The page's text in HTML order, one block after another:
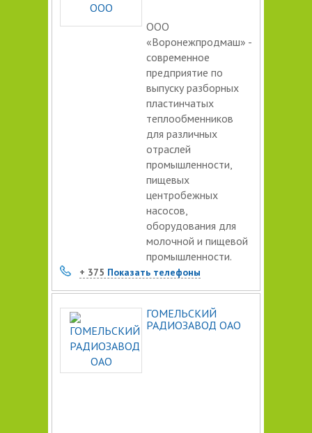
ООО
«Воронежпродмаш» -
современное
предприятие по
выпуску разборных
пластинчатых
теплообменников
для различных
отраслей
промышленности,
пищевых
центробежных
насосов,
оборудования для
молочной и пищевой
промышленности.
+ 375 Показать телефоны
ГОМЕЛЬСКИЙ
РАДИОЗАВОД ОАО